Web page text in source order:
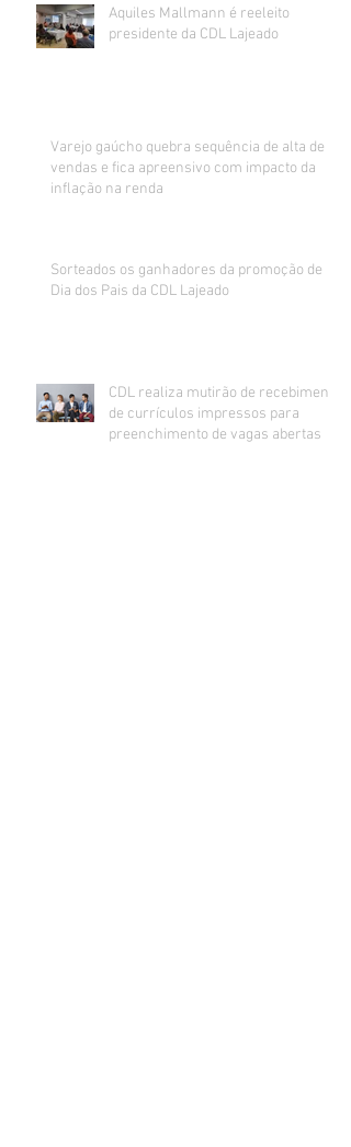
Aquiles Mallmann é reeleito
presidente da CDL Lajeado
Varejo gaúcho quebra sequência de alta de
vendas e fica apreensivo com impacto da
inflação na renda
Sorteados os ganhadores da promoção de
Dia dos Pais da CDL Lajeado
CDL realiza mutirão de recebimento
de currículos impressos para
preenchimento de vagas abertas